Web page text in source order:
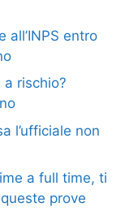
all’INPS entro
a rischio?
l’ufficiale non
a full time, ti
prove